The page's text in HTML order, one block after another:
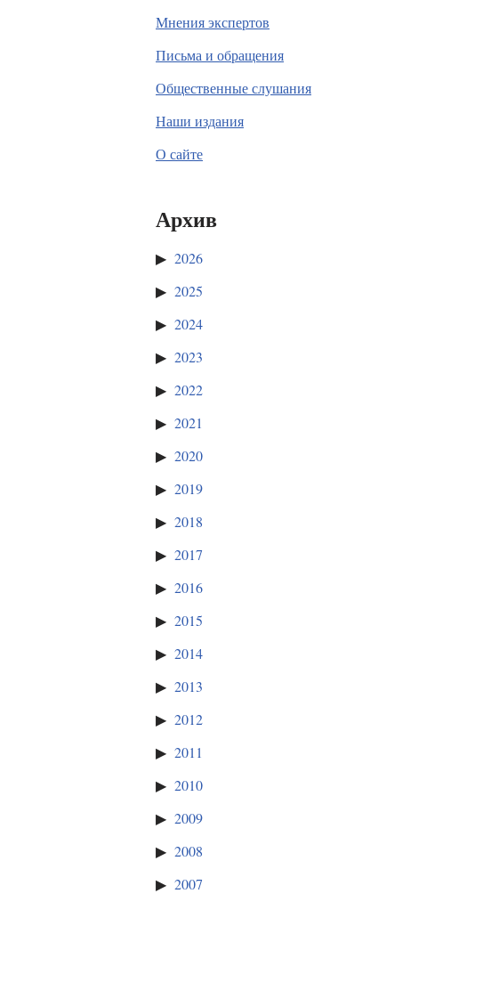
Мнения экспертов
Письма и обращения
Общественные слушания
Наши издания
О сайте
Архив
2026
2025
2024
2023
2022
2021
2020
2019
2018
2017
2016
2015
2014
2013
2012
2011
2010
2009
2008
2007